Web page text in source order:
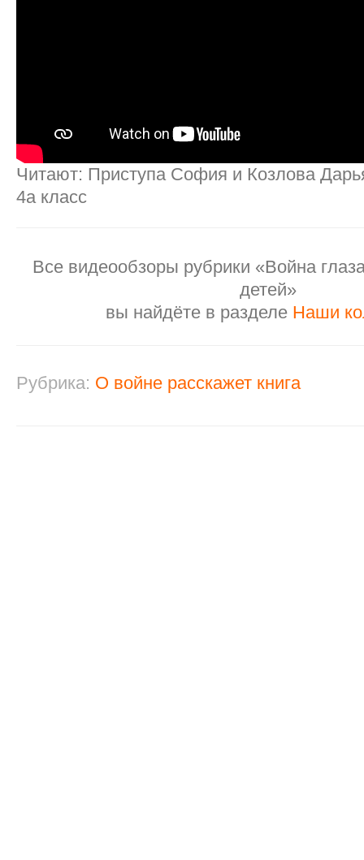
Читают: Приступа София и Козлова
4а класс
Все видеообзоры рубрики «Война
детей»
вы найдёте в разделе Наши
Рубрика: О войне расскажет книга